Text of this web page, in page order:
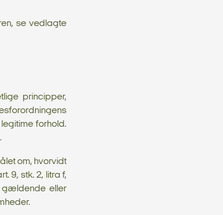
se vedlagte
principper,
forhold.
om, hvorvidt
9, stk. 2, litra f,
gældende eller